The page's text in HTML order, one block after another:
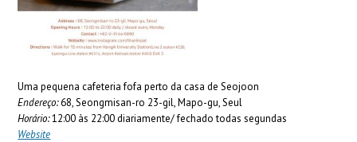
Uma pequena cafeteria fofa perto da casa de Seojoon
Endereço:68, Seongmisan-ro 23-gil, Mapo-gu, Seul
Horário:12:00 às 22:00 diariamente/ fechado todas segundas
Website